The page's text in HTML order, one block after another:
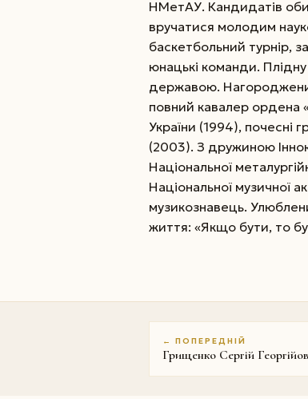
НМетАУ. Кандидатів
вручатися молодим
баскетбольний турнір,
юнацькі команди.
державою.
повний кавалер ордена
України (1994), почесні
(2003). З дружиною
Національної
Національної музичної
музикознавець.
життя: «Якщо бути, то
← ПОПЕРЕДНІЙ
Грищенко Сергій